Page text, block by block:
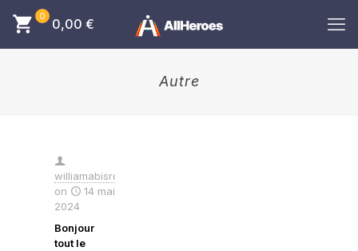
0 0,00 €
Autre
williamabisror
on
14 mai
2024
Bonjour
tout le